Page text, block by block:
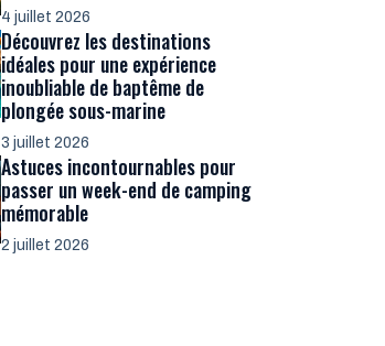
4 juillet 2026
Découvrez les destinations
idéales pour une expérience
inoubliable de baptême de
plongée sous-marine
3 juillet 2026
Astuces incontournables pour
passer un week-end de camping
mémorable
2 juillet 2026